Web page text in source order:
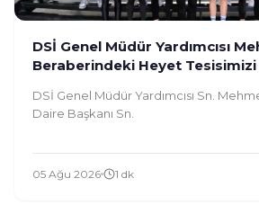
DSİ Genel Müdür Yardımcısı
Beraberindeki Heyet
DSİ Genel Müdür Yardımcısı Sn.
Daire Başkanı Sn.
05 Ağu 2026 1 dk